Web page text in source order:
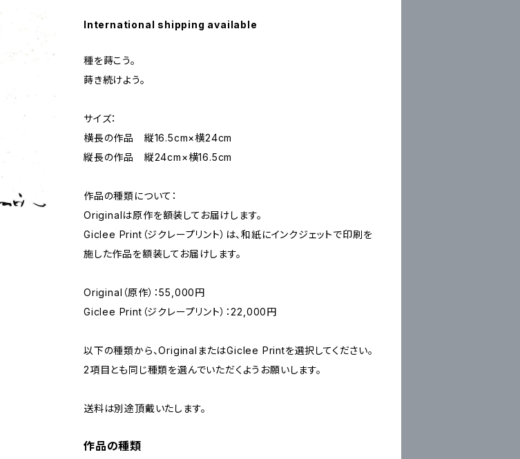
International shipping available
種を蒔こう。
蒔き続けよう。
サイズ：
横長の作品 縦16.5cm×横24cm
縦長の作品 縦24cm×横16.5cm
作品の種類について：
Originalは原作を額装してお届けします。
Giclee Print（ジクレープリント）は、和紙にインクジェットで印刷を
施した作品を額装してお届けします。
Original（原作）：55,000円
Giclee Print（ジクレープリント）：22,000円
以下の種類から、OriginalまたはGiclee Printを選択してください。
2項目とも同じ種類を選んでいただくようお願いします。
送料は別途頂戴いたします。
作品の種類